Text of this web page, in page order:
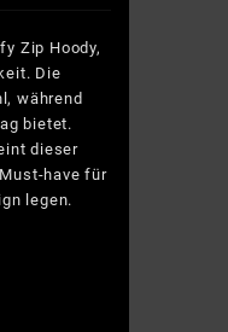
Zip Hoody,
Die
während
bietet.
dieser
have für
legen.